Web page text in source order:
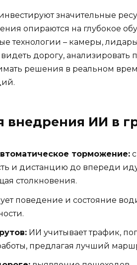
значительные
опираются на глубокое
технологии – камеры,
дорогу, анализировать
решения в реальном
ИИ в
торможение:
и дистанцию до впереди
столкновения.
поведение и состояние
ИИ учитывает трафик,
предлагая лучший